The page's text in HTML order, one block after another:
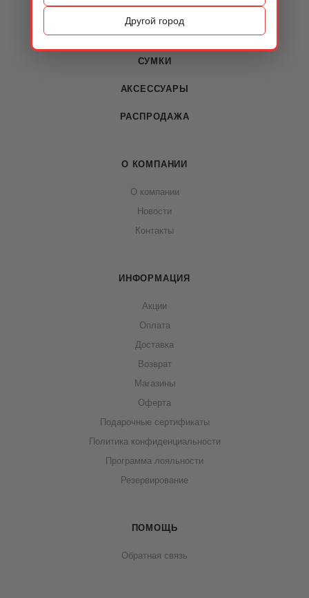
Другой город
КАТАЛОГ
ОБУВЬ
СУМКИ
АКСЕССУАРЫ
РАСПРОДАЖА
О КОМПАНИИ
О компании
Новости
Контакты
ИНФОРМАЦИЯ
Акции
Оплата
Доставка
Возврат
Магазины
Оферта
Подарочные сертификаты
Политика конфиденциальности
Программа лояльности
Резервирование
ПОМОЩЬ
Обратная связь